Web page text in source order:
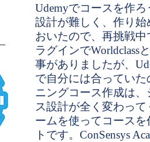
Udemyでコースを作
設計が難しく、作り
おいたので、再挑戦中
ラグインでWorldclass
事がありましたが、
で自分には合ってい
ニングコース作成は
ス設計が全く変わっ
ームを使ってコース
トです。ConSensys